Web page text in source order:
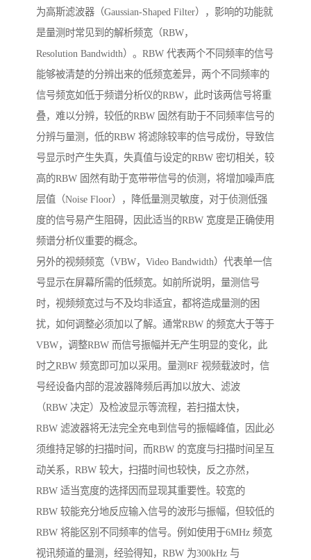
为高斯滤波器（Gaussian-Shaped Filter），影响的功能就
是量测时常见到的解析频宽（RBW，
Resolution Bandwidth）。RBW 代表两个不同频率的信号
能够被清楚的分辨出来的低频宽差异，两个不同频率的
信号频宽如低于频谱分析仪的RBW，此时该两信号将重
叠，难以分辨，较低的RBW 固然有助于不同频率信号的
分辨与量测，低的RBW 将滤除较率的信号成份，导致信
号显示时产生失真，失真值与设定的RBW 密切相关，较
高的RBW 固然有助于宽带带信号的侦测，将增加噪声底
层值（Noise Floor），降低量测灵敏度，对于侦测低强
度的信号易产生阻碍，因此适当的RBW 宽度是正确使用
频谱分析仪重要的概念。
另外的视频频宽（VBW，Video Bandwidth）代表单一信
号显示在屏幕所需的低频宽。如前所说明，量测信号
时，视频频宽过与不及均非适宜，都将造成量测的困
扰，如何调整必须加以了解。通常RBW 的频宽大于等于
VBW，调整RBW 而信号振幅并无产生明显的变化，此
时之RBW 频宽即可加以采用。量测RF 视频载波时，信
号经设备内部的混波器降频后再加以放大、滤波
（RBW 决定）及检波显示等流程，若扫描太快，
RBW 滤波器将无法完全充电到信号的振幅峰值，因此必
须维持足够的扫描时间，而RBW 的宽度与扫描时间呈互
动关系，RBW 较大，扫描时间也较快，反之亦然，
RBW 适当宽度的选择因而显现其重要性。较宽的
RBW 较能充分地反应输入信号的波形与振幅，但较低的
RBW 将能区别不同频率的信号。例如使用于6MHz 频宽
视讯频道的量测，经验得知，RBW 为300kHz 与